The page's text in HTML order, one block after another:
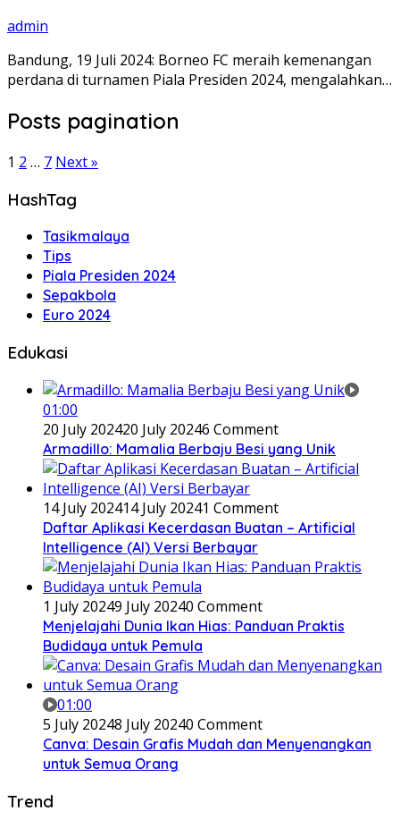
admin
Bandung, 19 Juli 2024: Borneo FC meraih kemenangan
perdana di turnamen Piala Presiden 2024, mengalahkan…
Posts pagination
1 2 … 7 Next »
HashTag
Tasikmalaya
Tips
Piala Presiden 2024
Sepakbola
Euro 2024
Edukasi
01:00
20 July 202420 July 20246 Comment
Armadillo: Mamalia Berbaju Besi yang Unik
14 July 202414 July 20241 Comment
Daftar Aplikasi Kecerdasan Buatan – Artificial
Intelligence (AI) Versi Berbayar
1 July 20249 July 20240 Comment
Menjelajahi Dunia Ikan Hias: Panduan Praktis
Budidaya untuk Pemula
01:00
5 July 20248 July 20240 Comment
Canva: Desain Grafis Mudah dan Menyenangkan
untuk Semua Orang
Trend